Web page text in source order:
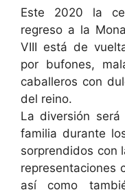
Este 2020 la
regreso a la
VIII está de
por bufones,
caballeros con
del reino.
La diversión
familia durante
sorprendidos con
representaciones
así como